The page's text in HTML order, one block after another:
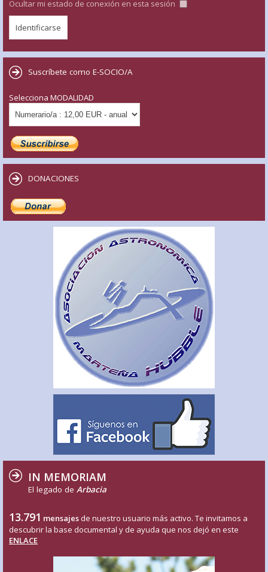
Ocultar mi estado de conexión en esta sesión
Suscríbete como E-SOCIO/A
Selecciona MODALIDAD
DONACIONES
IN MEMORIAM
El legado de Arbacia
13.791 mensajes de nuestro usuario más activo. Te invitamos a
descubrir la base documental y de ayuda que nos dejó en este
ENLACE